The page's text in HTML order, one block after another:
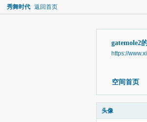
秀舞时代 返回首页
gatemole2
https://
空间首页
头像